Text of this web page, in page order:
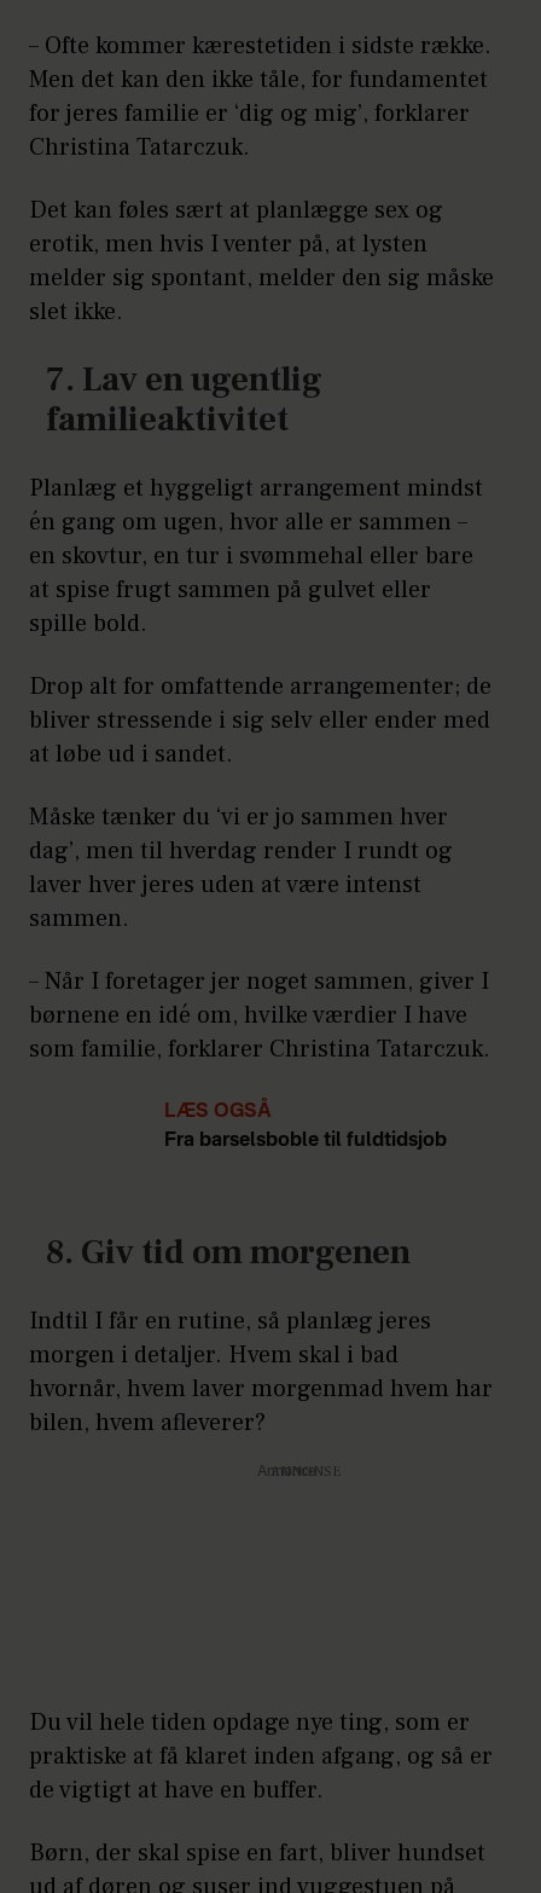
– Ofte kommer kærestetiden i sidste række.
Men det kan den ikke tåle, for fundamentet
for jeres familie er ‘dig og mig’, forklarer
Christina Tatarczuk.
Det kan føles sært at planlægge sex og
erotik, men hvis I venter på, at lysten
melder sig spontant, melder den sig måske
slet ikke.
7. Lav en ugentlig
familieaktivitet
Planlæg et hyggeligt arrangement mindst
én gang om ugen, hvor alle er sammen –
en skovtur, en tur i svømmehal eller bare
at spise frugt sammen på gulvet eller
spille bold.
Drop alt for omfattende arrangementer; de
bliver stressende i sig selv eller ender med
at løbe ud i sandet.
Måske tænker du ‘vi er jo sammen hver
dag’, men til hverdag render I rundt og
laver hver jeres uden at være intenst
sammen.
– Når I foretager jer noget sammen, giver I
børnene en idé om, hvilke værdier I have
som familie, forklarer Christina Tatarczuk.
LÆS OGSÅ
Fra barselsboble til fuldtidsjob
8. Giv tid om morgenen
Indtil I får en rutine, så planlæg jeres
morgen i detaljer. Hvem skal i bad
hvornår, hvem laver morgenmad hvem har
bilen, hvem afleverer?
Annonce
Du vil hele tiden opdage nye ting, som er
praktiske at få klaret inden afgang, og så er
de vigtigt at have en buffer.
Børn, der skal spise en fart, bliver hundset
ud af døren og suser ind vuggestuen på